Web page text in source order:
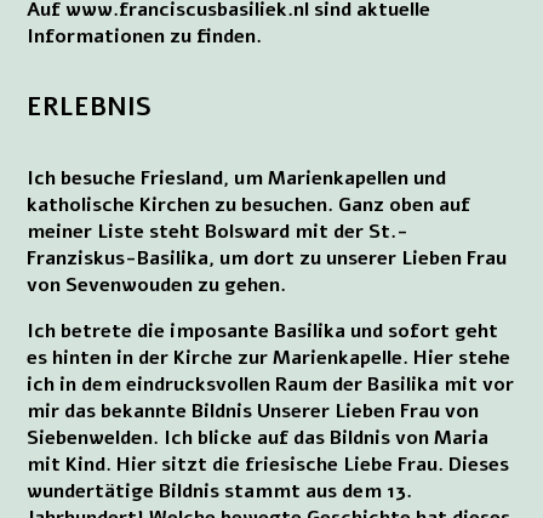
Auf www.franciscusbasiliek.nl sind aktuelle
Informationen zu finden.
ERLEBNIS
Ich besuche Friesland, um Marienkapellen und
katholische Kirchen zu besuchen. Ganz oben auf
meiner Liste steht Bolsward mit der St.-
Franziskus-Basilika, um dort zu unserer Lieben Frau
von Sevenwouden zu gehen.
Ich betrete die imposante Basilika und sofort geht
es hinten in der Kirche zur Marienkapelle. Hier stehe
ich in dem eindrucksvollen Raum der Basilika mit vor
mir das bekannte Bildnis Unserer Lieben Frau von
Siebenwelden. Ich blicke auf das Bildnis von Maria
mit Kind. Hier sitzt die friesische Liebe Frau. Dieses
wundertätige Bildnis stammt aus dem 13.